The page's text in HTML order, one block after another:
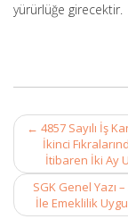
yürürlüğe girecektir.
Post
navigation
← 4857 Sayılı İş
İkinci
İtibaren İki Ay
SGK Genel Yazı
İle Emeklilik